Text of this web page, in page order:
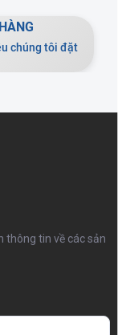
chúng tôi đặt
thông tin về các sản